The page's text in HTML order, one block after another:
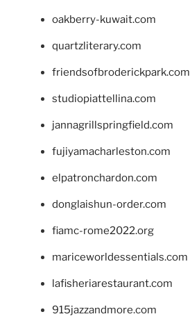
oakberry-kuwait.com
quartzliterary.com
friendsofbroderickpark.com
studiopiattellina.com
jannagrillspringfield.com
fujiyamacharleston.com
elpatronchardon.com
donglaishun-order.com
fiamc-rome2022.org
mariceworldessentials.com
lafisheriarestaurant.com
915jazzandmore.com